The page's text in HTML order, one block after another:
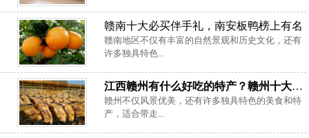
赣南十大必买伴手礼，南安板鸭榜上有名
赣南地区不仅有丰富的自然景观和历史文化，还有
许多独具特色...
江西赣州有什么好吃的特产？赣州十大能带走吃特产
赣州不仅风景优美，还有许多独具特色的美食和特
产，适合带走...